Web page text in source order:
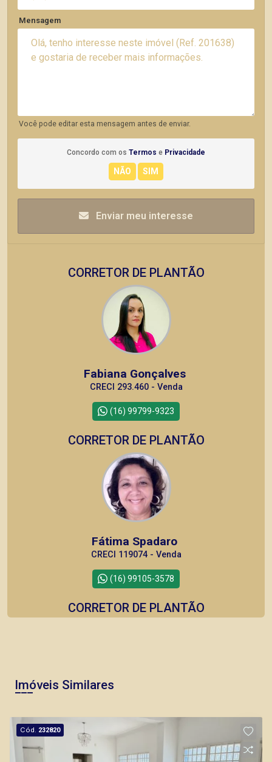
Mensagem
Você pode editar esta mensagem antes de enviar.
Concordo com os Termos e Privacidade
Enviar meu interesse
CORRETOR DE PLANTÃO
Fabiana Gonçalves
CRECI 293.460 - Venda
(16) 99799-9323
CORRETOR DE PLANTÃO
Fátima Spadaro
CRECI 119074 - Venda
(16) 99105-3578
CORRETOR DE PLANTÃO
CRECI 234.175 - Venda
Imóveis Similares
Cód. 232820